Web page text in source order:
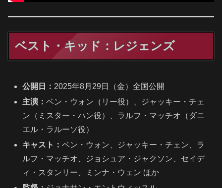
ベスト・キッド：レジェンズ
公開日： 2025年8月29日（金）全国公開
主演：ベン・ウォン（リー役）、ジャッキー・チェ
ン（ミスター・ハン役）、ラルフ・マッチオ（ダニ
エル・ラルーソ役）
キャスト：ベン・ウォン、ジャッキー・チェン、ラ
ルフ・マッチオ、ジョシュア・ジャクソン、セイデ
ィ・スタンリー、ミンナ・ウェン ほか